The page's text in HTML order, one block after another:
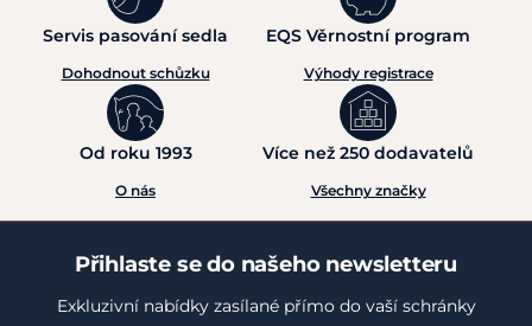
Servis pasování sedla
Dohodnout schůzku
EQS Věrnostní program
Výhody registrace
Od roku 1993
O nás
Více než 250 dodavatelů
Všechny značky
Přihlaste se do našeho newsletteru
Exkluzivní nabídky zasílané přímo do vaší schránky